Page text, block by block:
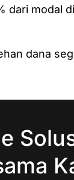
dari modal
dana